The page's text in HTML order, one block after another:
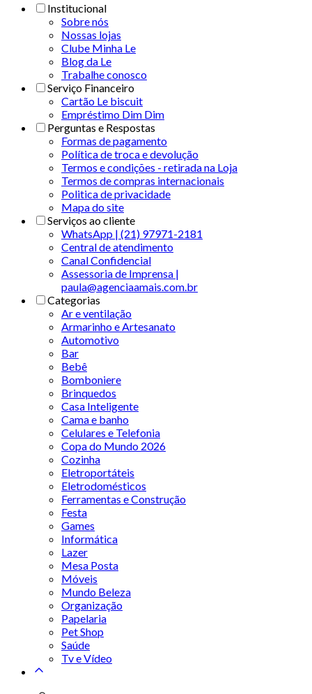
Institucional
Sobre nós
Nossas lojas
Clube Minha Le
Blog da Le
Trabalhe conosco
Serviço Financeiro
Cartão Le biscuit
Empréstimo Dim Dim
Perguntas e Respostas
Formas de pagamento
Política de troca e devolução
Termos e condições - retirada na Loja
Termos de compras internacionais
Politica de privacidade
Mapa do site
Serviços ao cliente
WhatsApp | (21) 97971-2181
Central de atendimento
Canal Confidencial
Assessoria de Imprensa |
paula@agenciaamais.com.br
Categorias
Ar e ventilação
Armarinho e Artesanato
Automotivo
Bar
Bebê
Bomboniere
Brinquedos
Casa Inteligente
Cama e banho
Celulares e Telefonia
Copa do Mundo 2026
Cozinha
Eletroportáteis
Eletrodomésticos
Ferramentas e Construção
Festa
Games
Informática
Lazer
Mesa Posta
Móveis
Mundo Beleza
Organização
Papelaria
Pet Shop
Saúde
Tv e Vídeo